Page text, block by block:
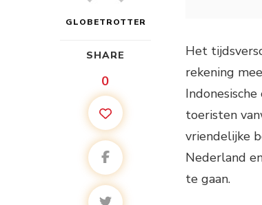
GLOBETROTTER
SHARE
0
Het
rekening
toeristen
vriendelijke
Nederland
te gaan.